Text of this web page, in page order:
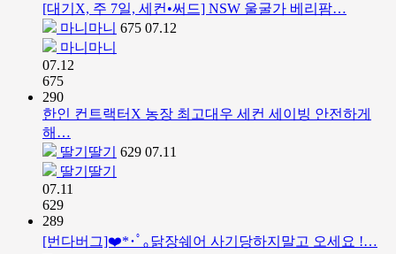
[대기X, 주 7일, 세컨•써드] NSW 울굴가 베리팜…
마니마니 675 07.12
마니마니
07.12
675
290
한인 컨트랙터X 농장 최고대우 세컨 세이빙 안전하게
해…
딸기딸기
629 07.11
딸기딸기
07.11
629
289
[번다버그]❤️*･ﾟ｡닭장쉐어 사기당하지말고 오세요 !…